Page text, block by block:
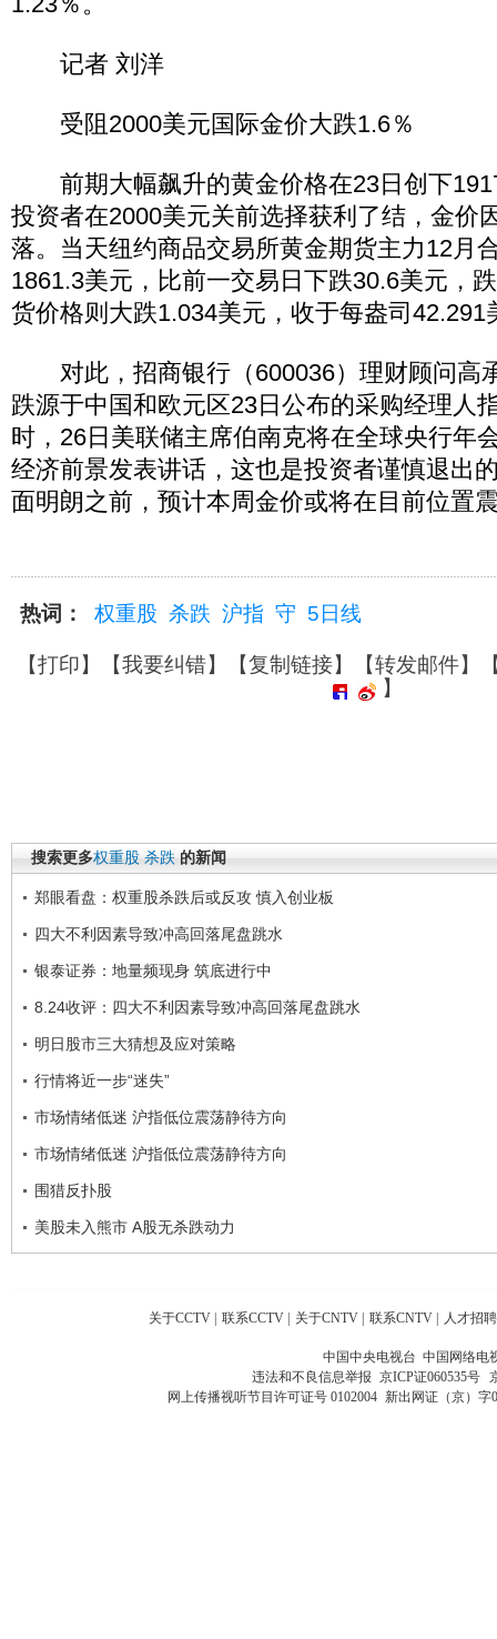
记者 刘洋
受阻2000美元国际金价大跌1.6％
前期大幅飙升的黄金价格在23日创下
投资者在2000美元关前选择获利了结，金价
落。当天纽约商品交易所黄金期货主力12月
1861.3美元，比前一交易日下跌30.6美元，
货价格则大跌1.034美元，收于每盎司42.291
对此，招商银行（600036）理财顾问高
跌源于中国和欧元区23日公布的采购经理人
时，26日美联储主席伯南克将在全球央行年
经济前景发表讲话，这也是投资者谨慎退出
面明朗之前，预计本周金价或将在目前位置
热词： 权重股 杀跌 沪指 守 5日线
【打印】【我要纠错】【复制链接】【转发邮件】
】
搜索更多权重股 杀跌 的新闻
郑眼看盘：权重股杀跌后或反攻 慎入创业板
四大不利因素导致冲高回落尾盘跳水
银泰证券：地量频现身 筑底进行中
8.24收评：四大不利因素导致冲高回落尾盘跳水
明日股市三大猜想及应对策略
行情将近一步“迷失”
市场情绪低迷 沪指低位震荡静待方向
市场情绪低迷 沪指低位震荡静待方向
围猎反扑股
美股未入熊市 A股无杀跌动力
关于CCTV | 联系CCTV | 关于CNTV | 联系CNTV | 人才招聘
中国中央电视台 中国网络电
违法和不良信息举报 京ICP证060535号
网上传播视听节目许可证号 0102004 新出网证（京）